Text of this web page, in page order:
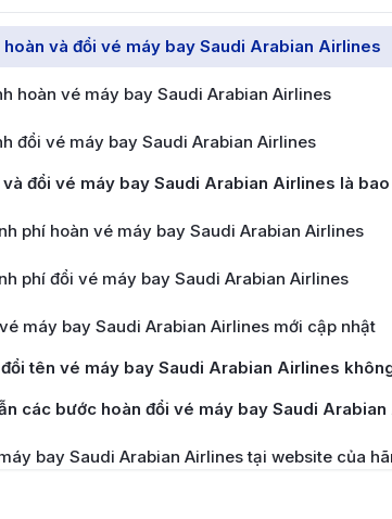
hoàn và đổi vé máy bay Saudi Arabian Airlines
hoàn vé máy bay Saudi Arabian Airlines
đổi vé máy bay Saudi Arabian Airlines
và đổi vé máy bay Saudi Arabian Airlines là
phí hoàn vé máy bay Saudi Arabian Airlines
phí đổi vé máy bay Saudi Arabian Airlines
máy bay Saudi Arabian Airlines mới cập nhật
tên vé máy bay Saudi Arabian Airlines
các bước hoàn đổi vé máy bay Saudi
bay Saudi Arabian Airlines tại website của